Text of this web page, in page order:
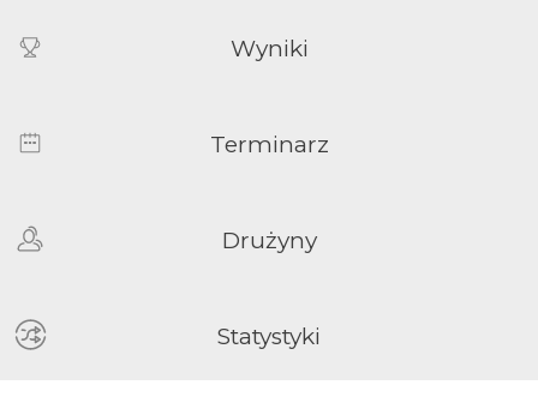
Wyniki
Terminarz
Drużyny
Statystyki